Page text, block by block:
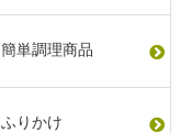
簡単調理商品
ふりかけ